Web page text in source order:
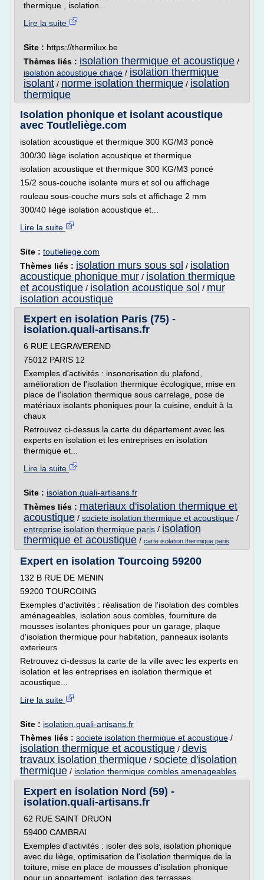
thermique , isolation...
Lire la suite
Site : https://thermilux.be
Thèmes liés : isolation thermique et acoustique /
isolation acoustique chape / isolation thermique
isolant / norme isolation thermique / isolation
thermique
Isolation phonique et isolant acoustique
avec Toutleliège.com
isolation acoustique et thermique 300 KG/M3 poncé
300/30 liège isolation acoustique et thermique
isolation acoustique et thermique 300 KG/M3 poncé
15/2 sous-couche isolante murs et sol ou affichage
rouleau sous-couche murs sols et affichage 2 mm
300/40 liège isolation acoustique et...
Lire la suite
Site : toutleliege.com
Thèmes liés : isolation murs sous sol / isolation
acoustique phonique mur / isolation thermique
et acoustique / isolation acoustique sol / mur
isolation acoustique
Expert en isolation Paris (75) -
isolation.quali-artisans.fr
6 RUE LEGRAVEREND
75012 PARIS 12
Exemples d'activités : insonorisation du plafond,
amélioration de l'isolation thermique écologique, mise en
place de l'isolation thermique sous carrelage, pose de
matériaux isolants phoniques pour la cuisine, enduit à la
chaux
Retrouvez ci-dessus la carte du département avec les
experts en isolation et les entreprises en isolation
thermique et...
Lire la suite
Site : isolation.quali-artisans.fr
Thèmes liés : materiaux d'isolation thermique et
acoustique / societe isolation thermique et acoustique /
entreprise isolation thermique paris / isolation
thermique et acoustique / carte isolation thermique paris
Expert en isolation Tourcoing 59200
132 B RUE DE MENIN
59200 TOURCOING
Exemples d'activités : réalisation de l'isolation des combles
aménageables, isolation sous combles, fourniture de
mousses isolantes phoniques pour un garage, plaque
d'isolation thermique pour habitation, panneaux isolants
exterieurs
Retrouvez ci-dessus la carte de la ville avec les experts en
isolation et les entreprises en isolation thermique et
acoustique...
Lire la suite
Site : isolation.quali-artisans.fr
Thèmes liés : societe isolation thermique et acoustique /
isolation thermique et acoustique / devis
travaux isolation thermique / societe d'isolation
thermique / isolation thermique combles amenageables
Expert en isolation Nord (59) -
isolation.quali-artisans.fr
62 RUE SAINT DRUON
59400 CAMBRAI
Exemples d'activités : isoler des sols, isolation phonique
avec du liège, optimisation de l'isolation thermique de la
toiture, mise en place de mousses d'isolation phonique
pour un appartement, isolation des terrasses